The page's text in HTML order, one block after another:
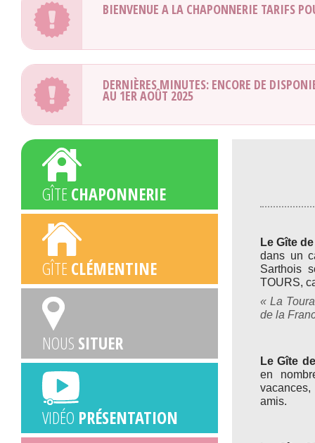
BIENVENUE A LA CHAPONNERIE TARIFS
DERNIÈRES MINUTES: ENCORE DE
AU 1ER AOÛT 2025
GÎTE CHAPONNERIE
GÎTE CLÉMENTINE
NOUS SITUER
VIDÉO PRÉSENTATION
Le Gîte
dans un
Sarthois
TOURS,
« La
de la
Le Gîte
en
amis.